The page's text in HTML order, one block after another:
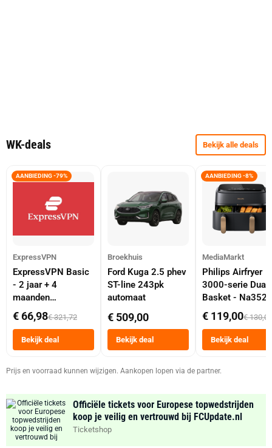
WK-deals Bekijk alle deals
AANBIEDING -79%
ExpressVPN
ExpressVPN Basic
- 2 jaar + 4
maanden
abonnement
€ 66,98€ 321,72
Bekijk deal
Broekhuis
Ford Kuga 2.5 phev
ST-line 243pk
automaat
€ 509,00
Bekijk deal
AANBIEDING -8%
MediaMarkt
Philips Airfryer
3000-serie Dual
Basket -
Dubbele Mand 9
Tot 6 Personen
Heteluchtfriteuse
Zwart
€ 119,00€ 130,00
Bekijk deal
Prijs en voorraad kunnen wijzigen. Aankopen lopen via de partner.
Officiële tickets voor Europese topwedstrijden
koop je veilig en vertrouwd bij FCUpdate.nl
Ticketshop